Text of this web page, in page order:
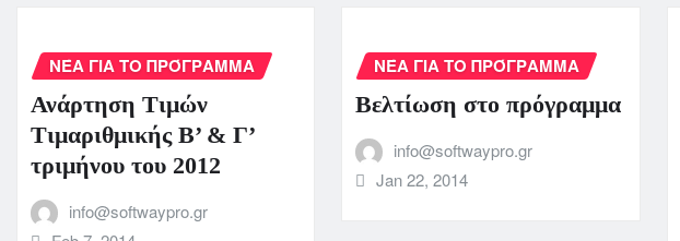
ΝΈΑ ΓΙΑ ΤΟ ΠΡΌΓΡΑΜΜΑ
Ανάρτηση Τιμών
Τιμαριθμικής Β’ & Γ’
τριμήνου του 2012
info@softwaypro.gr
ΝΈΑ ΓΙΑ ΤΟ ΠΡΌΓΡΑΜΜΑ
Βελτίωση στο πρόγραμμα
info@softwaypro.gr
Jan 22, 2014